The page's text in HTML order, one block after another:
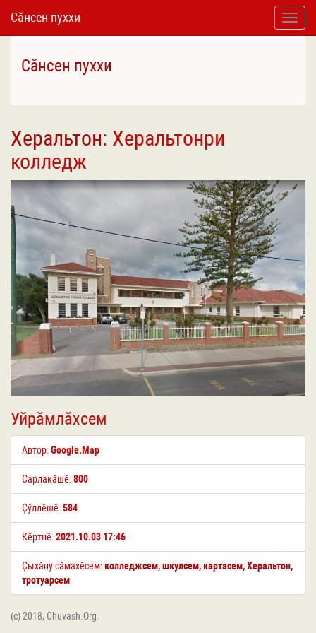
Toggle
Сӑнсен пуххи
Сӑнсен пуххи
Херальтон: Херальтонри
колледж
Уйрӑмлӑхсем
Автор:Google.Map
Сарлакӑшӗ:800
Ҫӳллӗшӗ:584
Кӗртнӗ:2021.10.03 17:46
Ҫыхӑну сӑмахӗсем:колледжсем,шкулсем,картасем,Херальтон,
тротуарсем
(c) 2018, Chuvash.Org.